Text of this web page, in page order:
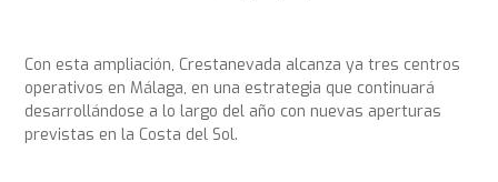
Con esta ampliación, Crestanevada alcanza ya tres centros
operativos en Málaga, en una estrategia que continuará
desarrollándose a lo largo del año con nuevas aperturas
previstas en la Costa del Sol.